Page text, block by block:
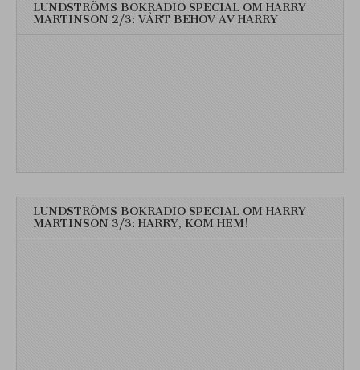
LUNDSTRÖMS BOKRADIO SPECIAL OM HARRY
MARTINSON 2/3: VÅRT BEHOV AV HARRY
LUNDSTRÖMS BOKRADIO SPECIAL OM HARRY
MARTINSON 3/3: HARRY, KOM HEM!